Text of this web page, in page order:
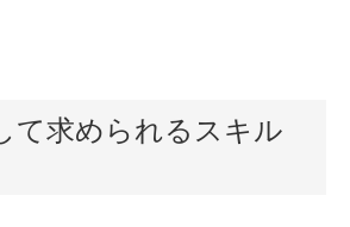
て求められるスキル